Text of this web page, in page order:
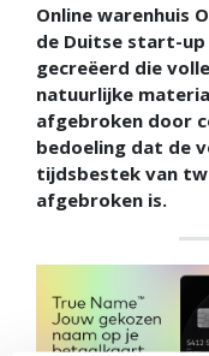
Online warenhuis
de Duitse start-up
gecreëerd die
natuurlijke
afgebroken door
bedoeling dat de
tijdsbestek van
afgebroken is.